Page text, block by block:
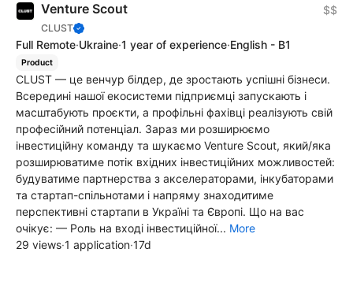
Venture Scout
CLUST
$$
Full Remote·Ukraine·1 year of experience·English - B1
Product
CLUST — це венчур білдер, де зростають успішні бізнеси.
Всередині нашої екосистеми підприємці запускають і
масштабують проєкти, а профільні фахівці реалізують свій
професійний потенціал. Зараз ми розширюємо
інвестиційну команду та шукаємо Venture Scout, який/яка
розширюватиме потік вхідних інвестиційних можливостей:
будуватиме партнерства з акселераторами, інкубаторами
та стартап-спільнотами і напряму знаходитиме
перспективні стартапи в Україні та Європі. Що на вас
очікує: — Роль на вході інвестиційної... More
29 views·1 application·17d